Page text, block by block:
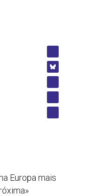
que considera as
Europa mais